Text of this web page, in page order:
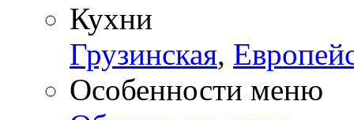
Кухни
Грузинская,
Особенности меню